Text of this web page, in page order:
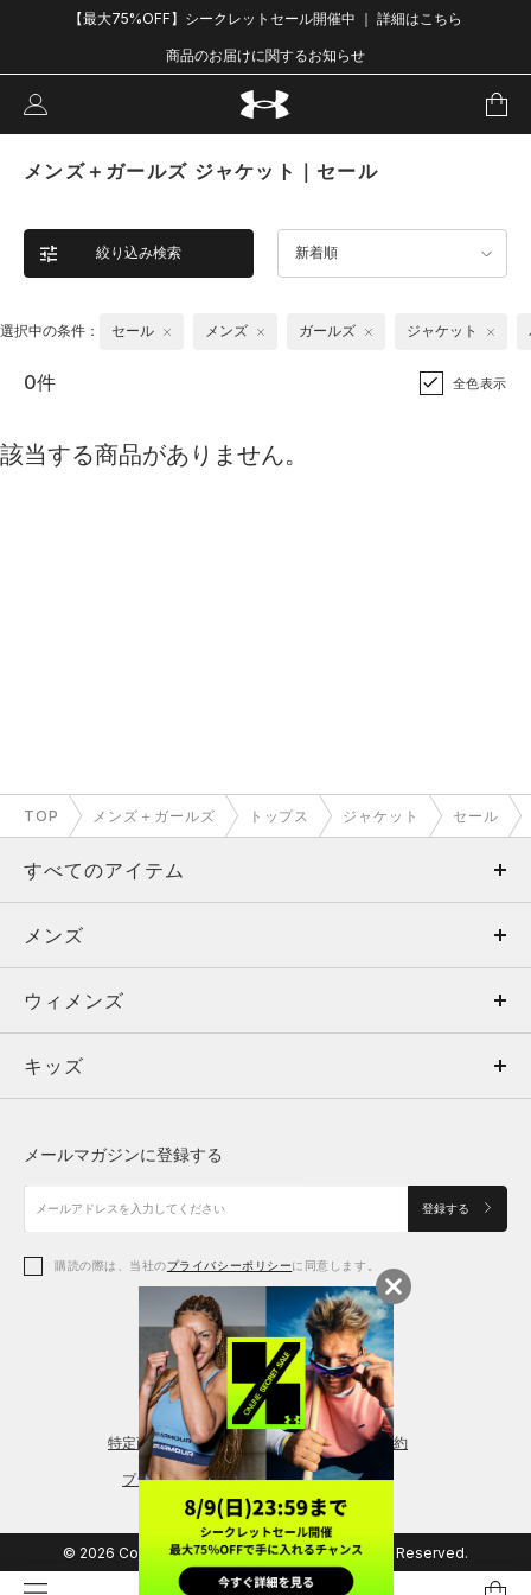
【最大75%OFF】シークレットセール開催中 ｜ 詳細はこちら
商品のお届けに関するお知らせ
メンズ＋ガールズ ジャケット｜セール
絞り込み検索 新着順
選択中の条件： セール メンズ ガールズ ジャケット
0件 全色表示
該当する商品がありません。
TOP メンズ＋ガールズ トップス ジャケット セール
すべてのアイテム
メンズ
ウィメンズ
キッズ
アクセサリー
メンズ
トップス
ボトムス
アクセサリー
ウィメンズ
トップス
シューズ
アクセサリー
レギンス＆タイツ
キッズ
シューズ
メールマガジンに登録する
登録する
購読の際は、当社のプライバシーポリシーに同意します。
特定商取引法に基づく通販の表記 会員規約
プライバシーポリシー
© 2026 Copyright DOME Corporation. All Rights Reserved.